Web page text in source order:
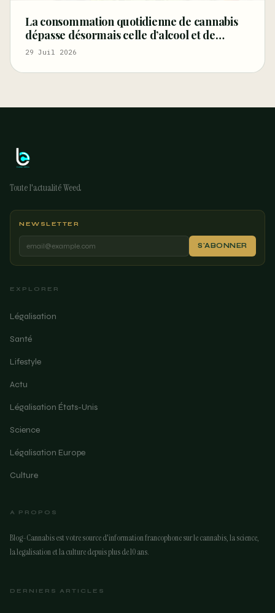
La consommation quotidienne de cannabis
dépasse désormais celle d’alcool et de
cigarettes, selon un rapport fédéral –
29 Juil 2026
Toute l'actualité Weed
NEWSLETTER
S'ABONNER
EXPLORER
Légalisation
Santé
Lifestyle
Actu
Légalisation États-Unis
Science
Légalisation Europe
Culture
A PROPOS
Blog-Cannabis est votre source d'information francophone sur le cannabis, la science,
la legalisation et la culture depuis plus de 10 ans.
DERNIERS ARTICLES